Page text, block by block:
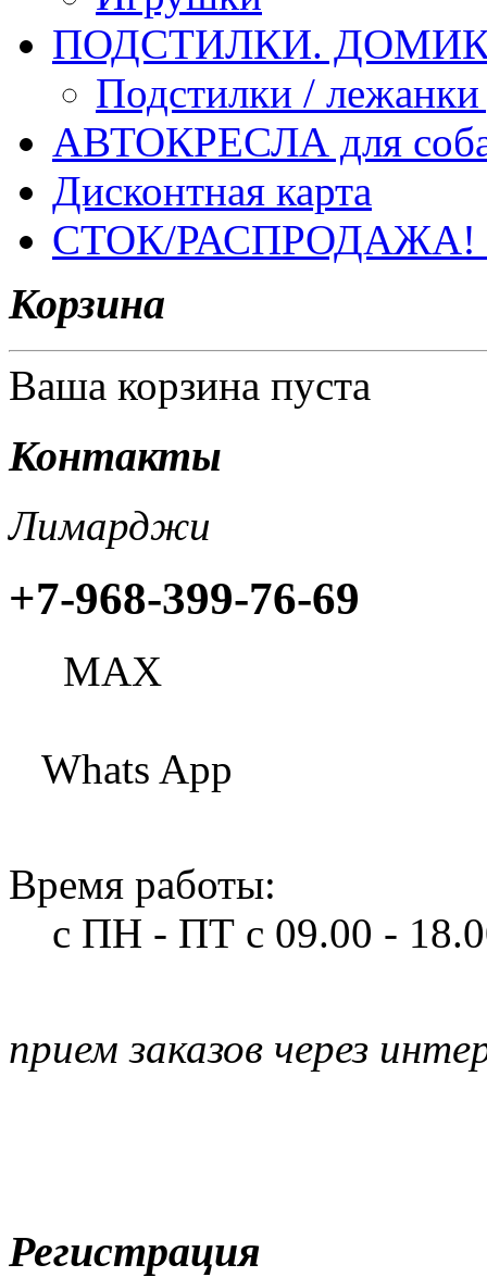
ПОДСТИЛКИ. ДОМИКИ
Подстилки / лежанки
АВТОКРЕСЛА для
Дисконтная карта
СТОК/
Корзина
Ваша корзина пуста
Контакты
Лимарджи
+7-968-399-76-69
МАХ
Whats App
Время работы:
с ПН - ПТ с 09.00 -
прием заказов через
Регистрация